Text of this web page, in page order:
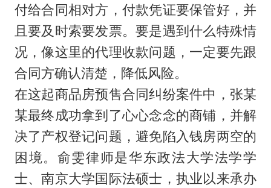
付给合同相对方，付款凭证要保管好，并
且要及时索要发票。要是遇到什么特殊情
况，像这里的代理收款问题，一定要先跟
合同方确认清楚，降低风险。
在这起商品房预售合同纠纷案件中，张某
某最终成功拿到了心心念念的商铺，并解
决了产权登记问题，避免陷入钱房两空的
困境。俞雯律师是华东政法大学法学学
士、南京大学国际法硕士，执业以来承办